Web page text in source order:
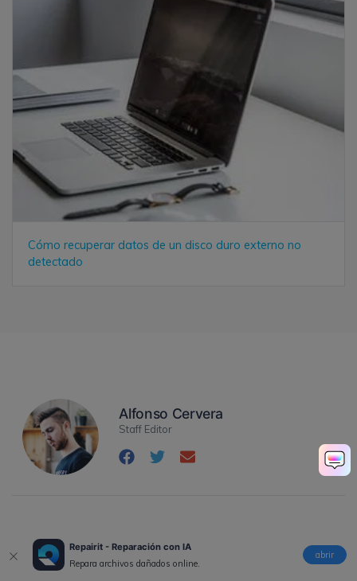
Repairit - Reparación con IA
Repara archivos dañados online.
abrir
Cómo recuperar datos de un disco duro externo no
detectado
Alfonso Cervera
Staff Editor
|Recursos|Recuperar disco duro
¿Cómo Recuperar Juegos
Borrados de PC?